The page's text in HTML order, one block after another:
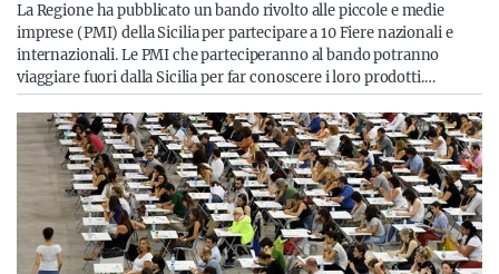
La Regione ha pubblicato un bando rivolto alle piccole e medie
imprese (PMI) della Sicilia per partecipare a 10 Fiere nazionali e
internazionali. Le PMI che parteciperanno al bando potranno
viaggiare fuori dalla Sicilia per far conoscere i loro prodotti.…